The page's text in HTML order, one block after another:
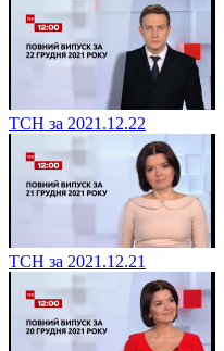
ТСН за 2021.12.22
ТСН за 2021.12.21